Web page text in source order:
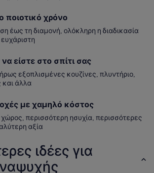
ποιοτικό χρόνο
έως τη διαμονή, ολόκληρη η διαδικασία
είστε στο σπίτι σας
εξοπλισμένες κουζίνες, πλυντήριο,
και άλλα
με χαμηλό κόστος
περισσότερη ησυχία, περισσότερες
αξία
ιδέες για